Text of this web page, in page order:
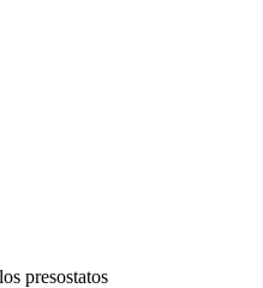
presostatos